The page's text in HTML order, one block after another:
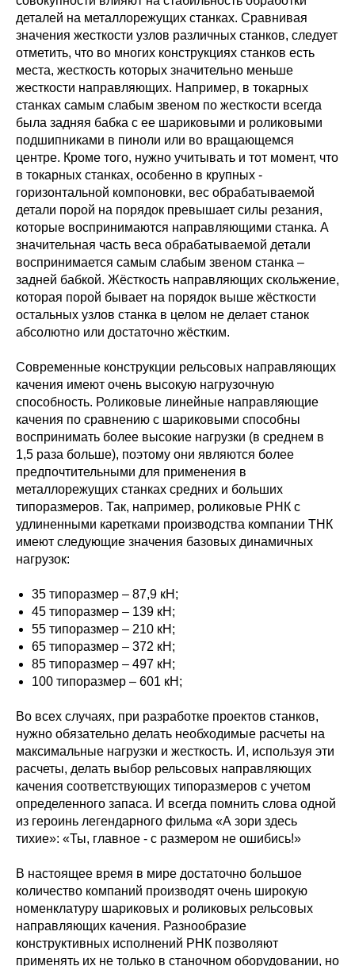
деталей на металлорежущих станках. Сравнивая
значения жесткости узлов различных станков, следует
отметить, что во многих конструкциях станков есть
места, жесткость которых значительно меньше
жесткости направляющих. Например, в токарных
станках самым слабым звеном по жесткости всегда
была задняя бабка с ее шариковыми и роликовыми
подшипниками в пиноли или во вращающемся
центре. Кроме того, нужно учитывать и тот момент, что
в токарных станках, особенно в крупных -
горизонтальной компоновки, вес обрабатываемой
детали порой на порядок превышает силы резания,
которые воспринимаются направляющими станка. А
значительная часть веса обрабатываемой детали
воспринимается самым слабым звеном станка –
задней бабкой. Жёсткость направляющих скольжение,
которая порой бывает на порядок выше жёсткости
остальных узлов станка в целом не делает станок
абсолютно или достаточно жёстким.
Современные конструкции рельсовых направляющих
качения имеют очень высокую нагрузочную
способность. Роликовые линейные направляющие
качения по сравнению с шариковыми способны
воспринимать более высокие нагрузки (в среднем в
1,5 раза больше), поэтому они являются более
предпочтительными для применения в
металлорежущих станках средних и больших
типоразмеров. Так, например, роликовые РНК с
удлиненными каретками производства компании ТНК
имеют следующие значения базовых динамичных
нагрузок:
35 типоразмер – 87,9 кН;
45 типоразмер – 139 кН;
55 типоразмер – 210 кН;
65 типоразмер – 372 кН;
85 типоразмер – 497 кН;
100 типоразмер – 601 кН;
Во всех случаях, при разработке проектов станков,
нужно обязательно делать необходимые расчеты на
максимальные нагрузки и жесткость. И, используя эти
расчеты, делать выбор рельсовых направляющих
качения соответствующих типоразмеров с учетом
определенного запаса. И всегда помнить слова одной
из героинь легендарного фильма «А зори здесь
тихие»: «Ты, главное - с размером не ошибись!»
В настоящее время в мире достаточно большое
количество компаний производят очень широкую
номенклатуру шариковых и роликовых рельсовых
направляющих качения. Разнообразие
конструктивных исполнений РНК позволяют
применять их не только в станочном оборудовании, но